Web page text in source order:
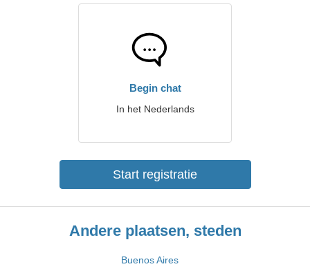
Begin chat
In het Nederlands
Start registratie
Andere plaatsen, steden
Buenos Aires